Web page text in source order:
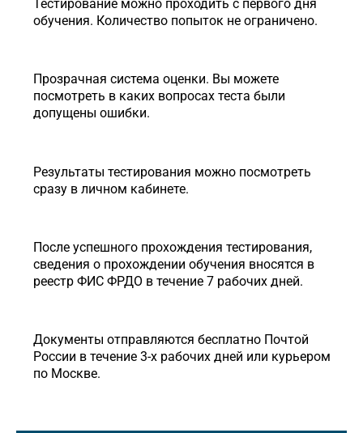
Тестирование можно проходить с первого дня
обучения. Количество попыток не ограничено.
Прозрачная система оценки. Вы можете
посмотреть в каких вопросах теста были
допущены ошибки.
Результаты тестирования можно посмотреть
сразу в личном кабинете.
После успешного прохождения тестирования,
сведения о прохождении обучения вносятся в
реестр ФИС ФРДО в течение 7 рабочих дней.
Документы отправляются бесплатно Почтой
России в течение 3-х рабочих дней или курьером
по Москве.